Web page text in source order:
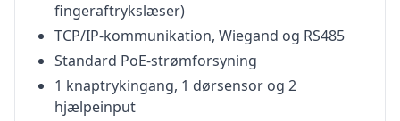
fingeraftrykslæser)
TCP/IP-kommunikation, Wiegand og RS485
Standard PoE-strømforsyning
1 knaptrykingang, 1 dørsensor og 2
hjælpeinput